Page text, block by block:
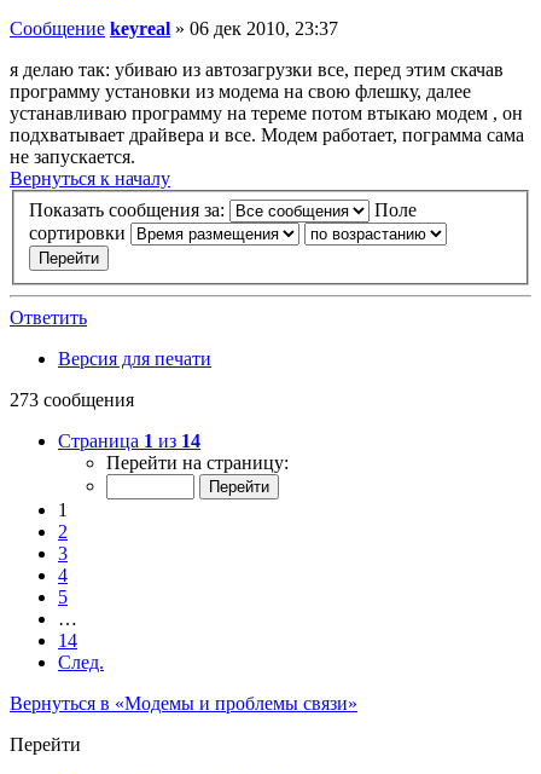
Сообщение keyreal » 06 дек 2010, 23:37
я делаю так: убиваю из автозагрузки все, перед этим скачав
программу установки из модема на свою флешку, далее
устанавливаю программу на тереме потом втыкаю модем , он
подхватывает драйвера и все. Модем работает, пограмма сама
не запускается.
Вернуться к началу
Показать сообщения за:
Поле
сортировки
Ответить
Версия для печати
273 сообщения
Страница 1 из 14
Перейти на страницу:
1
2
3
4
5
…
14
След.
Вернуться в «Модемы и проблемы связи»
Перейти